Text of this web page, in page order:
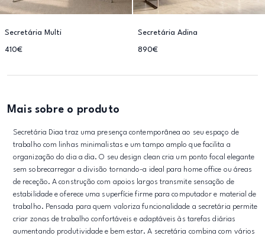
Secretária Multi
410€
Secretária Adina
890€
Mais sobre o produto
Secretária Diaa traz uma presença contemporânea ao seu espaço de
trabalho com linhas minimalistas e um tampo amplo que facilita a
organização do dia a dia. O seu design clean cria um ponto focal elegante
sem sobrecarregar a divisão tornando-a ideal para home office ou áreas
de receção. A construção com apoios largos transmite sensação de
estabilidade e oferece uma superfície firme para computador e material de
trabalho. Pensada para quem valoriza funcionalidade a secretária permite
criar zonas de trabalho confortáveis e adaptáveis às tarefas diárias
aumentando produtividade e bem estar. A secretária combina com vários